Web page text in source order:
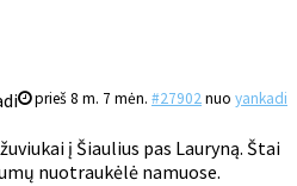
prieš 8 m. 7 mėn. #27902nuo yankadi
į Šiaulius pas Lauryną. Štai
nuotraukėlė namuose.